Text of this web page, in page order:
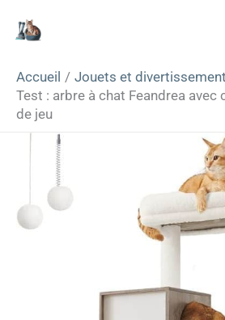
Accueil
Jouets et
Test : arbre à chat Feandrea
de jeu